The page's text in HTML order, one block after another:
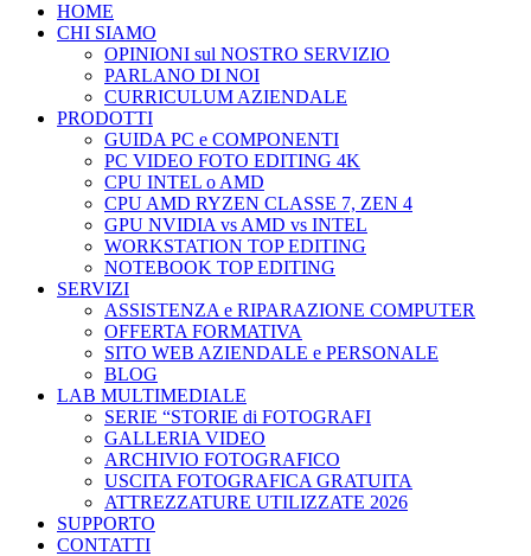
HOME
CHI SIAMO
OPINIONI sul NOSTRO SERVIZIO
PARLANO DI NOI
CURRICULUM AZIENDALE
PRODOTTI
GUIDA PC e COMPONENTI
PC VIDEO FOTO EDITING 4K
CPU INTEL o AMD
CPU AMD RYZEN CLASSE 7, ZEN 4
GPU NVIDIA vs AMD vs INTEL
WORKSTATION TOP EDITING
NOTEBOOK TOP EDITING
SERVIZI
ASSISTENZA e RIPARAZIONE COMPUTER
OFFERTA FORMATIVA
SITO WEB AZIENDALE e PERSONALE
BLOG
LAB MULTIMEDIALE
SERIE “STORIE di FOTOGRAFI
GALLERIA VIDEO
ARCHIVIO FOTOGRAFICO
USCITA FOTOGRAFICA GRATUITA
ATTREZZATURE UTILIZZATE 2026
SUPPORTO
CONTATTI